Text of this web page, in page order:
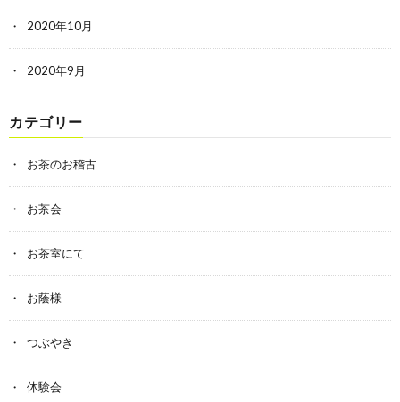
2020年10月
2020年9月
カテゴリー
お茶のお稽古
お茶会
お茶室にて
お蔭様
つぶやき
体験会